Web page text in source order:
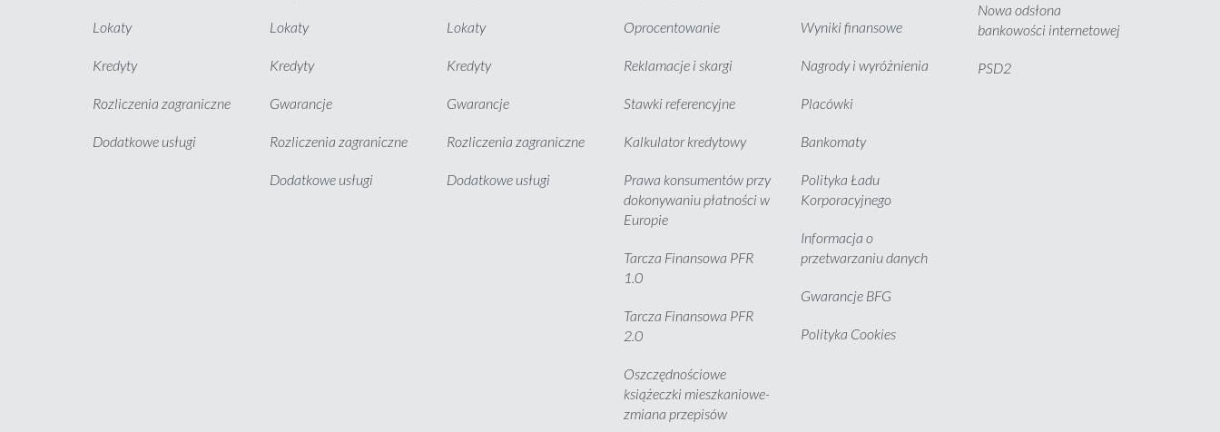
Lokaty
Kredyty
Rozliczenia zagraniczne
Dodatkowe usługi
Lokaty
Kredyty
Gwarancje
Rozliczenia zagraniczne
Dodatkowe usługi
Lokaty
Kredyty
Gwarancje
Rozliczenia zagraniczne
Dodatkowe usługi
Oprocentowanie
Reklamacje i skargi
Stawki referencyjne
Kalkulator kredytowy
Prawa konsumentów przy
dokonywaniu płatności w
Europie
Tarcza Finansowa PFR
1.0
Tarcza Finansowa PFR
2.0
Oszczędnościowe
książeczki mieszkaniowe-
zmiana przepisów
Wyniki finansowe
Nagrody i wyróżnienia
Placówki
Bankomaty
Polityka Ładu
Korporacyjnego
Informacja o
przetwarzaniu danych
Gwarancje BFG
Polityka Cookies
Nowa odsłona
bankowości internetowej
PSD2